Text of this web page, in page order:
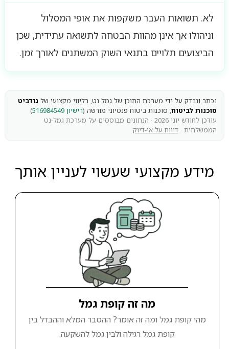
לא. תשואות העבר משקפות את אופי המסלול
וניהולו אך אינן מהוות הבטחה לתשואה עתידית, שכן
הביצועים תלויים בתנאי השוק המשתנים לאורך זמן.
נכתב ונבדק על ידי מערכת התוכן של גמל נט, בליווי מקצועי של גודביט
סוכנות לביטוח, סוכנות ביטוח פנסיוני מורשה (רישיון 516984549
)
עודכן לחודש יוני 2026 · הנתונים מבוססים על מערכת גמל-נט
הממשלתית · דיווח על אי-דיוק
מידע מקצועי שעשוי לעניין אותך
מה זה קופת גמל
מהי קופת גמל ומה זה אומר? ההסבר המלא וההבדל בין
קופת גמל רגילה ולבין גמל להשקעה.